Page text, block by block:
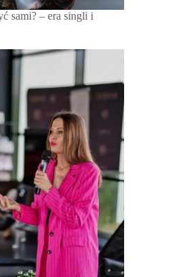
sami? – era singli i